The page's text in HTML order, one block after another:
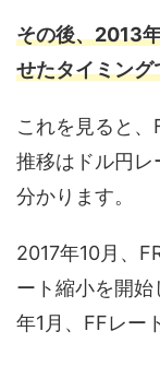
その後、2013
せたタイミン
これを見ると
推移はドル円レ
分かります。
2017年10月、
ート縮小を開
年1月、FFレー